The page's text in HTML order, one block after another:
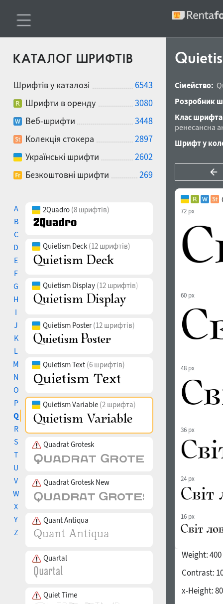
КАТАЛОГ ШРИФТІВ
Шрифтів у каталозі
6543
Шрифти в оренду
3080
Веб-шрифти
3448
Колекція стокера
2897
Українські шрифти
2602
Безкоштовні шрифти
269
A
B
C
D
E
F
G
H
I
J
K
L
M
N
O
P
Q
R
S
T
U
V
W
X
Y
Z
2Quadro (8 шрифтів)
Quietism Deck (12 шрифтів)
Quietism Display (12 шрифтів)
Quietism Poster(12 шрифтів)
Quietism Text (6 шрифтів)
Quietism Variable (2 шрифта)
Quadrat Grotesk
Quadrat Grotesk New
Quant Antiqua
Quartal
Quiet Time
Сімейство:
Розробник
Клас
ренесансна
Шрифт у
72 px
60 px
48 px
36 px
24 px
16 px
Weight:400
Contrast:
x-Height:80